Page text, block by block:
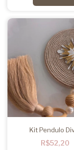
Kit Pendulo
R$52,20